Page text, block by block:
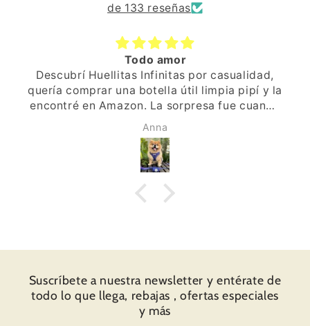
de 133 reseñas
Todo amor
Descubrí Huellitas Infinitas por casualidad,
quería comprar una botella útil limpia pipí y la
encontré en Amazon. La sorpresa fue cuando
recibí el paquete, ya ví que era especial, el
envoltorio, la pegatina de una huellita,
pequeños detalles. Al abrir, una tarjeta y por
detrás un mensaje escrito a mano, que
ilusión, de verdad, se habían tornado la
molestia de escribir a mano y personalizarlo.
rápido. Una fiesta abrir el paquete y
descubrir todos los detalles y todo el amor
que ponen en su trabajo. Os muestro fotos.
Muchas gracias por todo y hasta pronto.
Anna
Suscríbete a nuestra newsletter y entérate de
todo lo que llega, rebajas , ofertas especiales
y más